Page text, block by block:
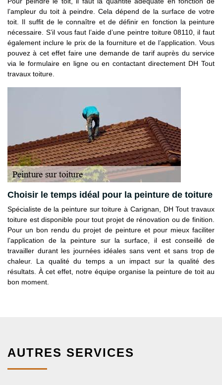
l’ampleur du toit à peindre. Cela dépend de la surface de votre
toit. Il suffit de le connaître et de définir en fonction la peinture
nécessaire. S’il vous faut l’aide d’une peintre toiture 08110, il faut
également inclure le prix de la fourniture et de l’application. Vous
pouvez à cet effet faire une demande de tarif auprès du service
via le formulaire en ligne ou en contactant directement DH Tout
travaux toiture.
Choisir le temps idéal pour la peinture de toiture
Spécialiste de la peinture sur toiture à Carignan, DH Tout travaux
toiture est disponible pour tout projet de rénovation ou de finition.
Pour un bon rendu du projet de peinture et pour mieux faciliter
l’application de la peinture sur la surface, il est conseillé de
travailler durant les journées idéales sans vent et sans trop de
chaleur. La qualité du temps a un impact sur la qualité des
résultats. À cet effet, notre équipe organise la peinture de toit au
bon moment.
AUTRES SERVICES